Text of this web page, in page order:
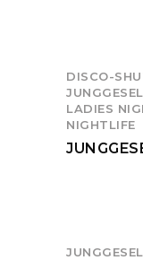
DISCO-
LADIES
NIGHTLIFE